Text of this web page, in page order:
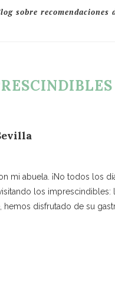
sobre
mi abuela. ¡No todos los
los imprescindibles:
hemos disfrutado de su